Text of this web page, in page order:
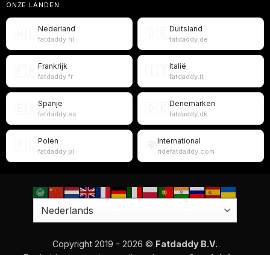
ONZE LANDEN
Nederland
fatdaddy.nl
Duitsland
fatdaddy.de
Frankrijk
fatdaddy.fr
Italië
fatdaddy.it
Spanje
fatdaddy.es
Denemarken
fatdaddy.dk
Polen
fatdaddy.pl
International
ridefatdaddy.com
Copyright 2019 - 2026 © Fatdaddy B.V.